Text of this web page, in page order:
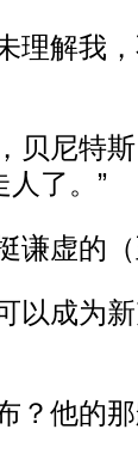
解我，
尼特斯
人了。”
虚的（
成为新
他的那